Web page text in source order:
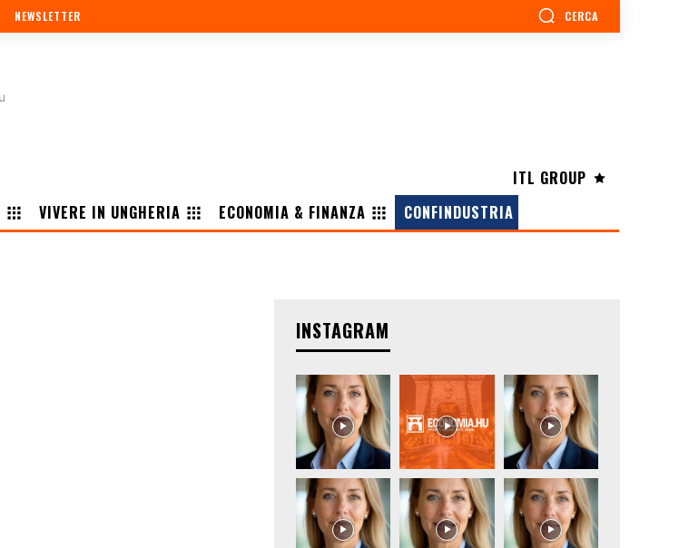
NEWSLETTER CERCA
ITL GROUP
VIVERE IN UNGHERIA ECONOMIA & FINANZA CONFINDUSTRIA
INSTAGRAM